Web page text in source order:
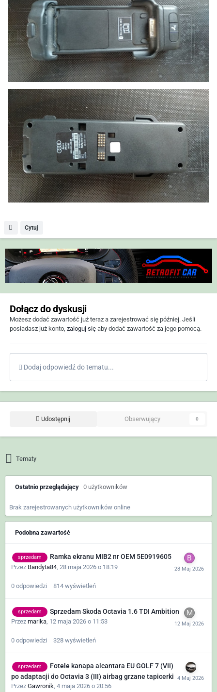
Cytuj
Dołącz do dyskusji
Możesz dodać zawartość już teraz a zarejestrować się później. Jeśli
posiadasz już konto, zaloguj się aby dodać zawartość za jego pomocą.
Dodaj odpowiedź do tematu...
Udostępnij Obserwujący 0
Tematy
Ostatnio przeglądający 0 użytkowników
Brak zarejestrowanych użytkowników online
Podobna zawartość
sprzedam Ramka ekranu MIB2 nr OEM 5E0919605
Przez Bandyta84 28 maja 2026 o 18:19
0 odpowiedzi 814 wyświetleń
sprzedam Sprzedam Skoda Octavia 1.6 TDI Ambition
Przez marika, 12 maja 2026 o 11:53
0 odpowiedzi 328 wyświetleń
sprzedam
Fotele kanapa alcantara EU GOLF 7 (VII)
po adaptacji do Octavia 3 (III) airbag grzane tapicerki
Przez Gawronik 4 maja 2026 o 20:56